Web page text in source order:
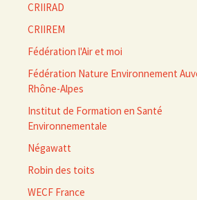
CRIIRAD
CRIIREM
Fédération l'Air et moi
Fédération Nature Environnement
Rhône-Alpes
Institut de Formation en Santé
Environnementale
Négawatt
Robin des toits
WECF France